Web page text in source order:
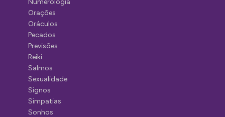
Orações
Oráculos
Pecados
Previsões
Reiki
Salmos
Sexualidade
Signos
Simpatias
Sonhos